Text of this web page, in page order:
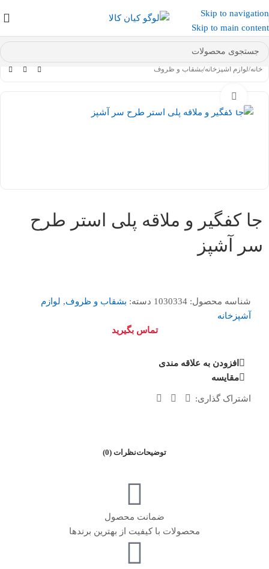
Skip to navigation
Skip to main content
عضو کانال بله کیان کالا شوید و کد تخفیف دریافت کنید.
خانه/لوازم آشپزخانه/بشقاب و ظروف
جا کفگیر و ملاقه پلی استر طرح
سر آشپز
شناسه محصول: 1030334 دسته: بشقاب و ظروف, لوازم
آشپزخانه
تماس بگیرید
افزودن به علاقه مندی
مقایسه
اشتراک گذاری:
توضیحاتنظرات (0)
ضمانت محصول
محصولات با کیفیت از بهترین برندها